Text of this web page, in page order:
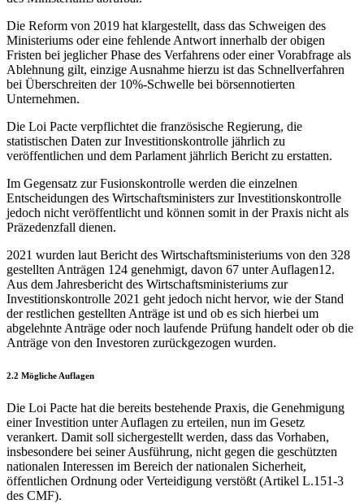
Die Reform von 2019 hat klargestellt, dass das Schweigen des
Ministeriums oder eine fehlende Antwort innerhalb der obigen
Fristen bei jeglicher Phase des Verfahrens oder einer Vorabfrage als
Ablehnung gilt, einzige Ausnahme hierzu ist das Schnellverfahren
bei Überschreiten der 10%-Schwelle bei börsennotierten
Unternehmen.
Die Loi Pacte verpflichtet die französische Regierung, die
statistischen Daten zur Investitionskontrolle jährlich zu
veröffentlichen und dem Parlament jährlich Bericht zu erstatten.
Im Gegensatz zur Fusionskontrolle werden die einzelnen
Entscheidungen des Wirtschaftsministers zur Investitionskontrolle
jedoch nicht veröffentlicht und können somit in der Praxis nicht als
Präzedenzfall dienen.
2021 wurden laut Bericht des Wirtschaftsministeriums von den 328
gestellten Anträgen 124 genehmigt, davon 67 unter Auflagen12.
Aus dem Jahresbericht des Wirtschaftsministeriums zur
Investitionskontrolle 2021 geht jedoch nicht hervor, wie der Stand
der restlichen gestellten Anträge ist und ob es sich hierbei um
abgelehnte Anträge oder noch laufende Prüfung handelt oder ob die
Anträge von den Investoren zurückgezogen wurden.
2.2 Mögliche Auflagen
Die Loi Pacte hat die bereits bestehende Praxis, die Genehmigung
einer Investition unter Auflagen zu erteilen, nun im Gesetz
verankert. Damit soll sichergestellt werden, dass das Vorhaben,
insbesondere bei seiner Ausführung, nicht gegen die geschützten
nationalen Interessen im Bereich der nationalen Sicherheit,
öffentlichen Ordnung oder Verteidigung verstößt (Artikel L.151-3
des CMF).